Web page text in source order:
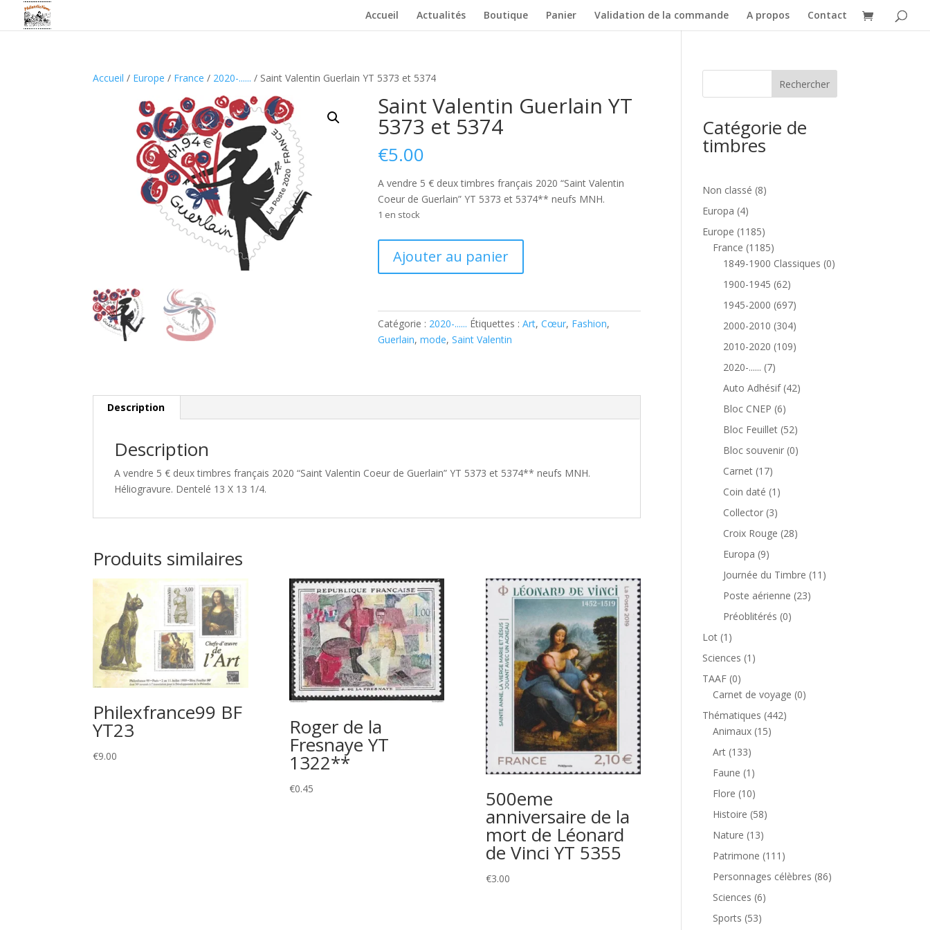
Accueil Actualités Boutique Panier Validation de la commande A propos Contact
Accueil / Europe / France / 2020-...... / Saint Valentin Guerlain YT 5373 et 5374
Saint Valentin Guerlain YT
5373 et 5374
€5.00
A vendre 5 € deux timbres français 2020 “Saint Valentin
Coeur de Guerlain” YT 5373 et 5374** neufs MNH.
1 en stock
Saint
Guerlain
YT
5373
Ajouter au panier
Catégorie : 2020-...... Étiquettes :Art,Cœur, Fashion,
Guerlain,mode,Saint Valentin
Description
Description
A vendre 5 € deux timbres français 2020 “Saint Valentin Coeur de Guerlain” YT 5373 et 5374** neufs MNH.
Héliogravure. Dentelé 13 X 13 1/4.
Produits similaires
Philexfrance99 BF
YT23
€9.00
Roger de la
Fresnaye YT
1322**
€0.45 500eme
anniversaire de la
mort de Léonard
de Vinci YT 5355
€3.00
Catégorie de
timbres
Non classé 88
Europa 44
produits
Europe 11851185
produits
France 11851185
produits
1849-1900 Classiques 00
1900-1945 6262
produits
1945-2000 697697
produits
2000-2010 304304
produits
2010-2020 109109
2020-...... 77
produits
Auto Adhésif 4242
Bloc CNEP 66
produits
Bloc Feuillet 5252
produits
Bloc souvenir 00
Carnet 1717
produits
Coin daté 1 1
Collector 33
produits
Croix Rouge 2828
Europa 99
produits
Journée du Timbre 11 11
Poste aérienne 2323
Préoblitérés 00
Lot 1 1
produit
Sciences 1 1
TAAF 00
produit
Carnet de voyage 00
Thématiques 442442
Animaux 1515
Art 133133
produits
Faune 1 1
produit
Flore 1010
produits
Histoire 5858
Nature 1313
produits
Patrimone 111 111
produits
Personnages célèbres 8686
Sciences 66
Sports 5353